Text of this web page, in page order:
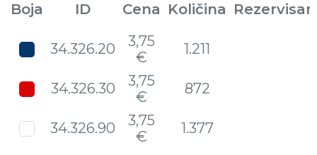
Boja ID Cena Količina
34.326.20
3,75
€
1.211
34.326.30
3,75
€
872
34.326.90
3,75
€
1.377